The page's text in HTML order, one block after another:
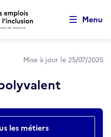
contenu principal
Menu
Mise à jour le 25/07/2025
les métiers